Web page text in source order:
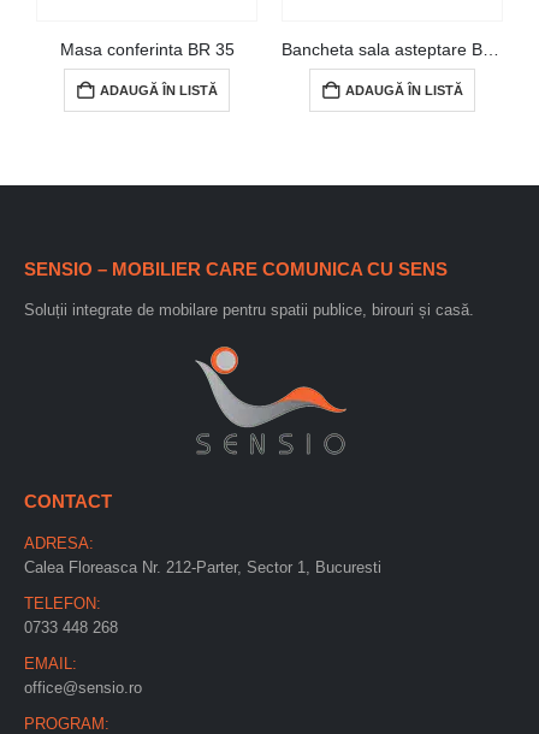
Masa conferinta BR 35
ADAUGĂ ÎN LISTĂ ADAUGĂ ÎN LISTĂ
SENSIO – MOBILIER CARE COMUNICA CU SENS
Soluții integrate de mobilare pentru spatii publice, birouri și casă.
CONTACT
ADRESA:
Calea Floreasca Nr. 212-Parter, Sector 1, Bucuresti
TELEFON:
0733 448 268
EMAIL:
office@sensio.ro
PROGRAM: